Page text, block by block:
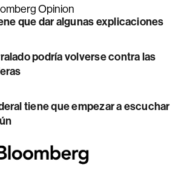
Opinion
que dar algunas explicaciones
podría volverse contra las
tiene que empezar a escuchar